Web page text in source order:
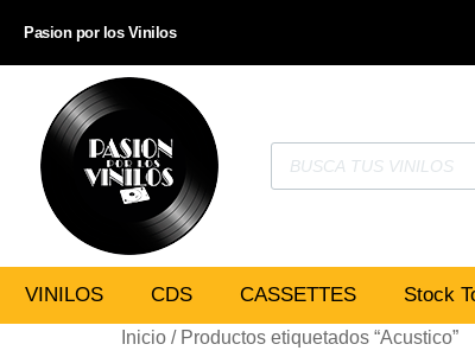
Pasion por los Vinilos
VINILOS CDS CASSETTES Stock
Inicio / Productos etiquetados “Acustico”